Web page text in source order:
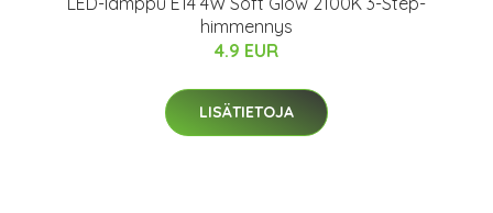
himmennys
4.9 EUR
LISÄTIETOJA